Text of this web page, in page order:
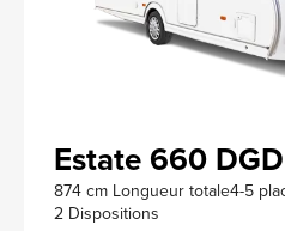
Estate 660
874 cm Longueur totale4-5
2 Dispositions